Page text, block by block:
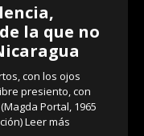
la que no
con los ojos
presiento, con
Portal, 1965
Leer más